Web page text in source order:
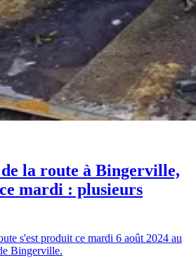
la route à Bingerville,
mardi : plusieurs
s'est produit ce mardi 6 août 2024 au
Bingerville.